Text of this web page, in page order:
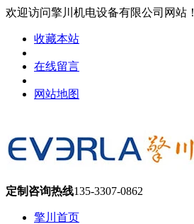
欢迎访问擎川机电设备有限公司网站！
收藏本站
在线留言
网站地图
定制咨询热线135-3307-0862
擎川首页